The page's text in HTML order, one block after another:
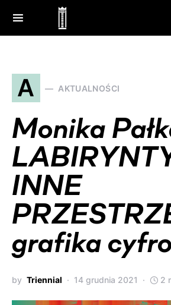
A AKTUALNOŚCI
Monika
INNE
grafika
by Triennial 14 grudnia 2021 2